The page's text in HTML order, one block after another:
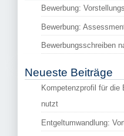
Bewerbung:
Bewerbung:
Bewerbungsschreiben
Neueste Beiträge
Kompetenzprofil für die
nutzt
Entgeltumwandlung: